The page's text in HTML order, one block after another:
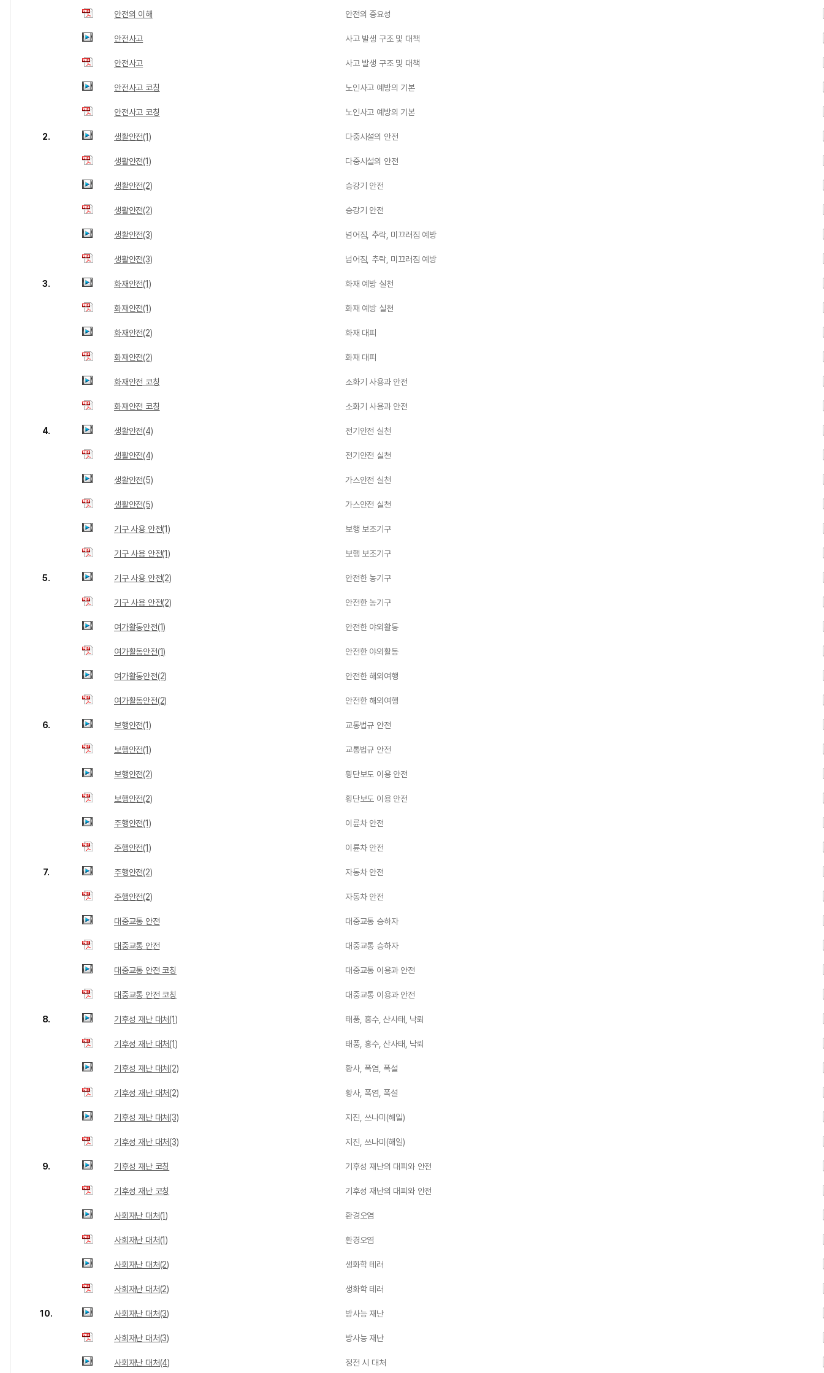
안전의 이해 안전의 중요성
안전사고 사고 발생 구조 및 대책
안전사고 사고 발생 구조 및 대책
안전사고 코칭 노인사고 예방의 기본
안전사고 코칭 노인사고 예방의 기본
2. 생활안전(1) 다중시설의 안전
생활안전(1) 다중시설의 안전
생활안전(2) 승강기 안전
생활안전(2) 승강기 안전
생활안전(3) 넘어짐, 추락, 미끄러짐 예방
생활안전(3) 넘어짐, 추락, 미끄러짐 예방
3. 화재안전(1) 화재 예방 실천
화재안전(1) 화재 예방 실천
화재안전(2) 화재 대피
화재안전(2) 화재 대피
화재안전 코칭 소화기 사용과 안전
화재안전 코칭 소화기 사용과 안전
4. 생활안전(4) 전기안전 실천
생활안전(4) 전기안전 실천
생활안전(5) 가스안전 실천
생활안전(5) 가스안전 실천
기구 사용 안전(1) 보행 보조기구
기구 사용 안전(1) 보행 보조기구
5. 기구 사용 안전(2) 안전한 농기구
기구 사용 안전(2) 안전한 농기구
여가활동안전(1) 안전한 야외활동
여가활동안전(1) 안전한 야외활동
여가활동안전(2) 안전한 해외여행
여가활동안전(2) 안전한 해외여행
6. 보행안전(1) 교통법규 안전
보행안전(1) 교통법규 안전
보행안전(2) 횡단보도 이용 안전
보행안전(2) 횡단보도 이용 안전
주행안전(1) 이륜차 안전
주행안전(1) 이륜차 안전
7. 주행안전(2) 자동차 안전
주행안전(2) 자동차 안전
대중교통 안전 대중교통 승하자
대중교통 안전 대중교통 승하자
대중교통 안전 코칭 대중교통 이용과 안전
대중교통 안전 코칭 대중교통 이용과 안전
8. 기후성 재난 대처(1) 태풍, 홍수, 산사태, 낙뢰
기후성 재난 대처(1) 태풍, 홍수, 산사태, 낙뢰
기후성 재난 대처(2) 황사, 폭염, 폭설
기후성 재난 대처(2) 황사, 폭염, 폭설
기후성 재난 대처(3) 지진, 쓰나미(해일)
기후성 재난 대처(3) 지진, 쓰나미(해일)
9. 기후성 재난 코칭 기후성 재난의 대피와 안전
기후성 재난 코칭 기후성 재난의 대피와 안전
사회재난 대처(1) 환경오염
사회재난 대처(1) 환경오염
사회재난 대처(2) 생화학 테러
사회재난 대처(2) 생화학 테러
10. 사회재난 대처(3) 방사능 재난
사회재난 대처(3) 방사능 재난
사회재난 대처(4) 정전 시 대처